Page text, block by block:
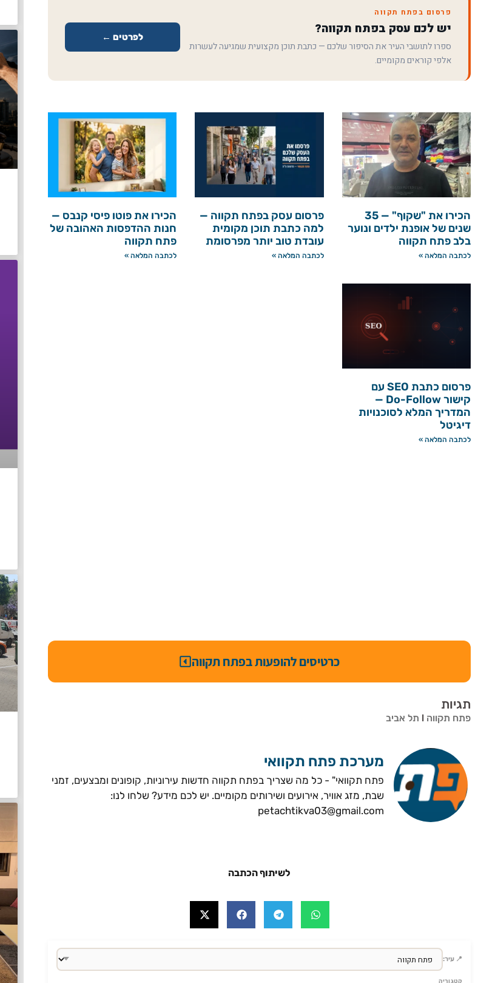
פרסום בפתח תקווה
יש לכם עסק בפתח תקווה?
ספרו לתושבי העיר את הסיפור שלכם — כתבת תוכן מקצועית שמגיעה לעשרות
אלפי קוראים מקומיים.
לפרטים ←
הכירו את "שקוף" — 35
שנים של אופנת ילדים ונוער
בלב פתח תקווה
לכתבה המלאה »
פרסום עסק בפתח תקווה —
למה כתבת תוכן מקומית
עובדת טוב יותר מפרסומת
לכתבה המלאה »
הכירו את פוטו פיסי קנבס —
חנות ההדפסות האהובה של
פתח תקווה
לכתבה המלאה »
פרסום כתבת SEO עם
קישור Do-Follow —
המדריך המלא לסוכנויות
דיגיטל
לכתבה המלאה »
כרטיסים להופעות בפתח תקווה
תגיות
פתח תקווה תל אביב
מערכת פתח תקוואי
פתח תקוואי" - כל מה שצריך בפתח תקווה חדשות עירוניות, קופונים ומבצעים, זמני
שבת, מזג אוויר, אירועים ושירותים מקומיים. יש לכם מידע? שלחו לנו:
petachtikva03@gmail.com
לשיתוף הכתבה
📍 עיר:
קטגוריה